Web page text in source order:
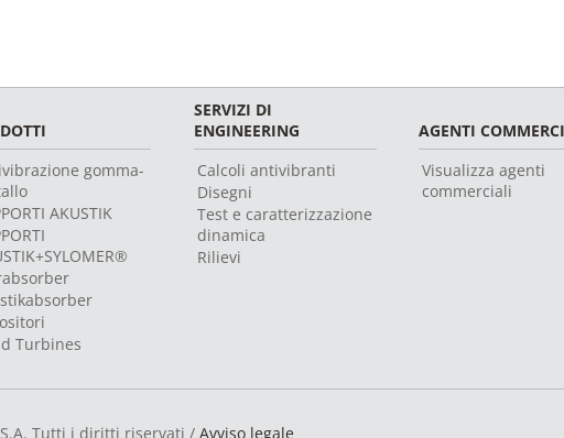
gomma-
AKUSTIK
Turbines
SERVIZI DI
ENGINEERING
Calcoli antivibranti
Disegni
Test e caratterizzazione
dinamica
Rilievi
AGENTI
Visualizza agenti
commerciali
Tutti i diritti riservati / Avviso legale